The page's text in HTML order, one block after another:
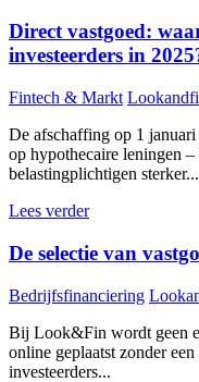
Direct vastgoed:
investeerders in
Fintech & Markt
De afschaffing op 1
op hypothecaire leningen
belastingplichtigen sterker...
Lees verder
De selectie van
Bedrijfsfinanciering
Bij Look&Fin wordt geen
online geplaatst zonder
investeerders...